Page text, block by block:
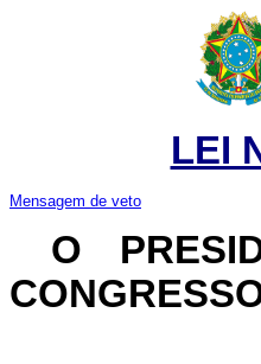
LEI
Mensagem de veto
O